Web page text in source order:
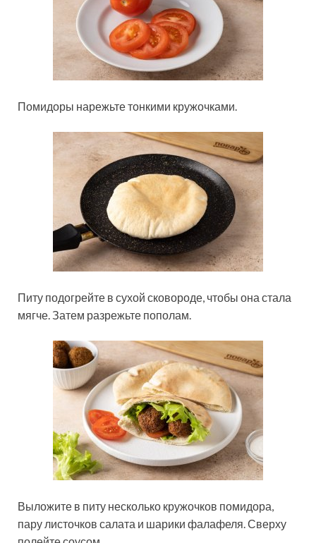
Помидоры нарежьте тонкими кружочками.
Питу подогрейте в сухой сковороде, чтобы она стала
мягче. Затем разрежьте пополам.
Выложите в питу несколько кружочков помидора,
пару листочков салата и шарики фалафеля. Сверху